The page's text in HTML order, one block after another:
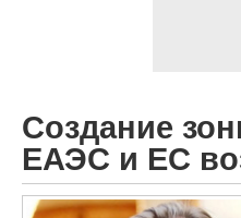
Создание
ЕАЭС и ЕС